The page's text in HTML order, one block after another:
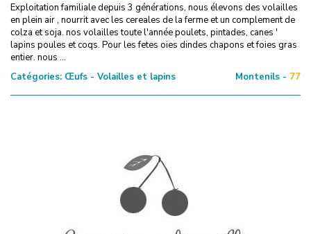
Exploitation familiale depuis 3 générations, nous élevons des volailles
en plein air , nourrit avec les cereales de la ferme et un complement de
colza et soja. nos volailles toute l'année poulets, pintades, canes '
lapins poules et coqs. Pour les fetes oies dindes chapons et foies gras
entier. nous ...
Catégories: Œufs - Volailles et lapins Montenils - 77